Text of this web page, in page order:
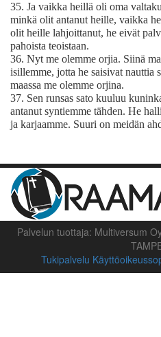
35. Ja vaikka heillä oli oma
minkä olit antanut heille, vaikka
olit heille lahjoittanut, he eivät
pahoista teoistaan.
36. Nyt me olemme orjia. Siinä
isillemme, jotta he saisivat nauttia
maassa me olemme orjina.
37. Sen runsas sato kuuluu
antanut syntiemme tähden. He
ja karjaamme. Suuri on meidän
Palvelun tuottaja: Multiversum
Tukipalvelu